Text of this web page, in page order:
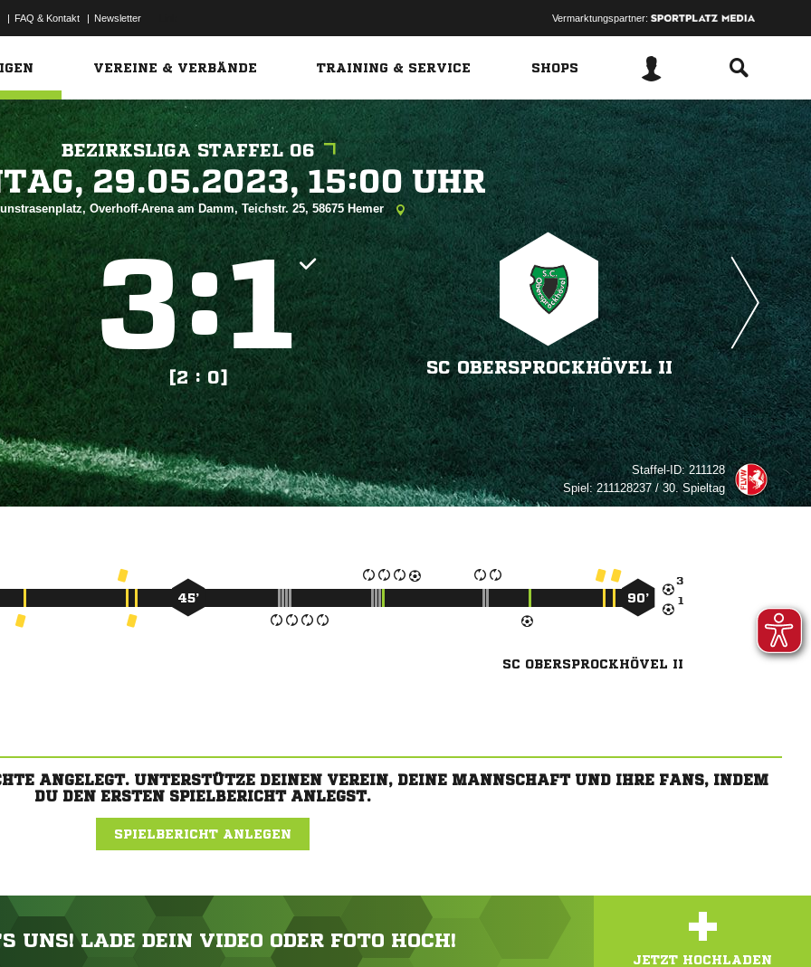
| FAQ & Kontakt | Newsletter Vermarktungspartner:
VEREINE & VERBÄNDE TRAINING & SERVICE SHOPS
BEZIRKSLIGA STAFFEL 06
  
Overhoff-Arena am Damm, Teichstr. 25, 58675 Hemer
:
[2 : 0]
SC OBERSPROCKHÖVEL II
Staffel-ID:211128
Spiel:211128237 / 30. Spieltag


45’ 90’
SC OBERSPROCKHÖVEL II
ANGELEGT. UNTERSTÜTZE DEINEN VEREIN, DEINE MANNSCHAFT UND IHRE FANS, INDEM
DU DEN ERSTEN SPIELBERICHT ANLEGST.
SPIELBERICHT ANLEGEN
UNS! LADE DEIN VIDEO ODER FOTO HOCH! +
JETZT HOCHLADEN